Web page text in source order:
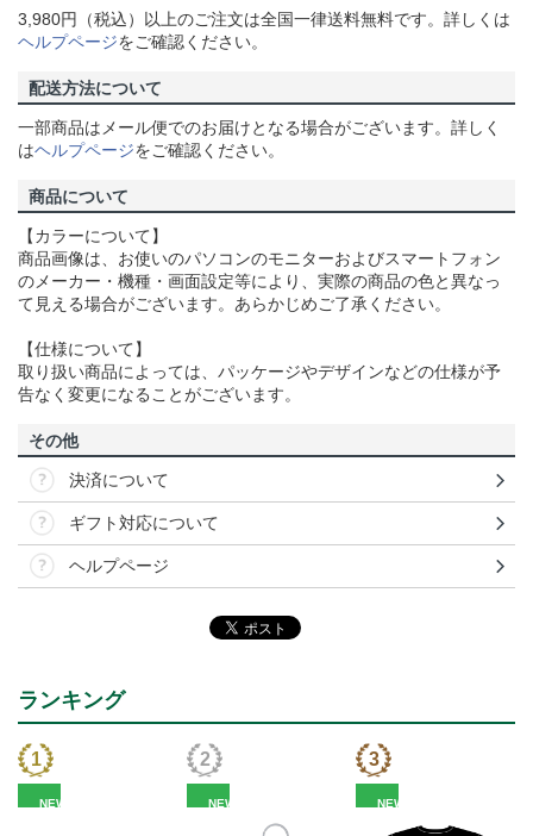
3,980円（税込）以上のご注文は全国一律送料無料です。詳しくは
ヘルプページをご確認ください。
配送方法について
一部商品はメール便でのお届けとなる場合がございます。詳しく
はヘルプページをご確認ください。
商品について
【カラーについて】
商品画像は、お使いのパソコンのモニターおよびスマートフォン
のメーカー・機種・画面設定等により、実際の商品の色と異なっ
て見える場合がございます。あらかじめご了承ください。
【仕様について】
取り扱い商品によっては、パッケージやデザインなどの仕様が予
告なく変更になることがございます。
その他
決済について
ギフト対応について
ヘルプページ
ランキング
NEW NEW NEW